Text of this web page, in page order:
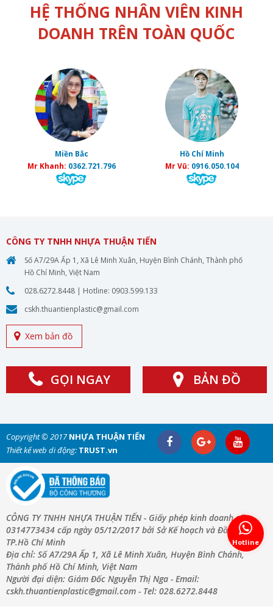
HỆ THỐNG NHÂN VIÊN KINH
DOANH TRÊN TOÀN QUỐC
Miền Bắc
Mr Khanh: 0362.721.796
Hồ Chí Minh
Mr Vũ: 0916.050.104
CÔNG TY TNHH NHỰA THUẬN TIẾN
Số A7/29A Ấp 1, Xã Lê Minh Xuân, Huyện Bình Chánh, Thành phố
Hồ Chí Minh, Việt Nam
028.6272.8448 | Hotline: 0903.599.133
cskh.thuantienplastic@gmail.com
Xem bản đồ
GỌI NGAY BẢN ĐỒ
Copyright © 2017NHỰA THUẬN TIẾN
Thiết kế web di động: TRUST.vn
CÔNG TY TNHH NHỰA THUẬN TIẾN - Giấy phép kinh doanh số:
0314773434 cấp ngày 05/12/2017 bởi Sở Kế hoạch và Đầu Tư
TP.Hồ Chí Minh
Địa chỉ: Số A7/29A Ấp 1, Xã Lê Minh Xuân, Huyện Bình Chánh,
Thành phố Hồ Chí Minh, Việt Nam
Người đại diện: Giám Đốc Nguyễn Thị Nga - Email:
cskh.thuantienplastic@gmail.com - Tel: 028.6272.8448
Hotline